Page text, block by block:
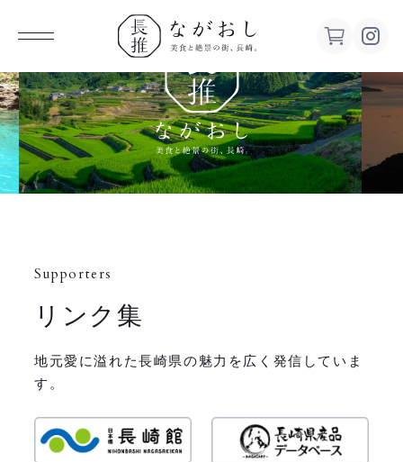
ながお
し 美食
と絶景の
Supporters
リンク集
地元愛に溢れた長崎県の魅力を広く発信していま
す。